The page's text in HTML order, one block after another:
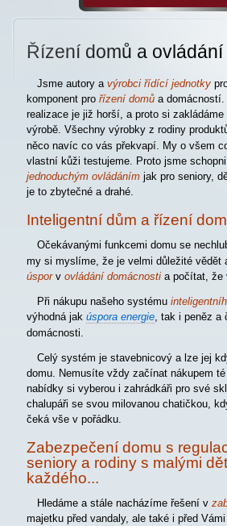
Řízení domů a
Jsme autory a výrobci řídící jednotky
komponent pro řízení domů a domácností.
realizace je již horší, a proto si
výrobě. Všechny výrobky z rodiny
něco navíc co vás překvapí. My o všem
vlastní kůži testujeme. Proto jsme
jednoduchým ovládáním jak pro seniory,
je to zbytečné a drahé.
Inteligentní dům a řízení
Očekávanými funkcemi domu se
my si myslíme, že je velmi důležité vědět
úsporv ovládání domácnosti a počítat, že
Při nákupu našeho systému
výhodná jak úspora energie, tak i peněz a
domácnosti.
Celý systém je stavebnicový a lze jej
domu. Nemusíte vždy začínat nákupem
nabídky si vyberou i zahrádkáři pro své
chalupáři se svou milovanou chatičkou,
čeká vše v pořádku.
Zabezpečení domu s
seniory a rodiny s malými
každého...
Hledáme a stále nacházíme řešení v
majetku před vandaly, ale také i před